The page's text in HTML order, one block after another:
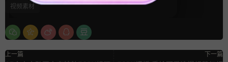
视频素材
上一篇 下一篇